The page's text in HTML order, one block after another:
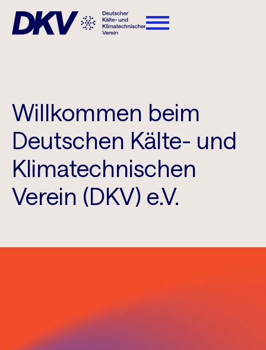
Willkommen beim
Deutschen Kälte- und
Klimatechnischen
Verein (DKV) e.V.